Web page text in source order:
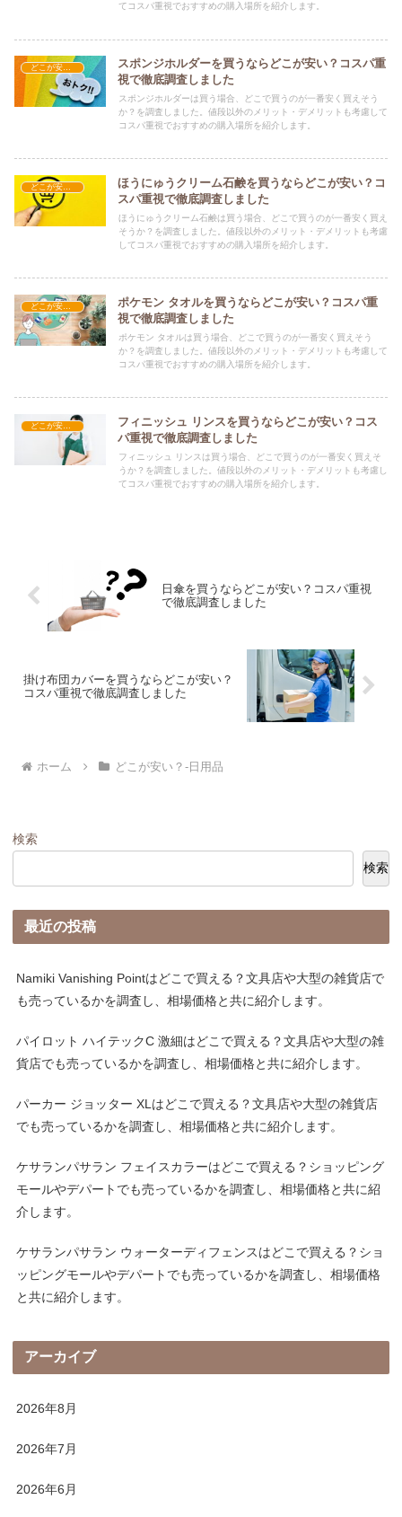
てコスパ重視でおすすめの購入場所を紹介します。
どこが安い？-日用品
スポンジホルダーを買うならどこが安い？コスパ重
視で徹底調査しました
スポンジホルダーは買う場合、どこで買うのが一番安く買えそう
か？を調査しました。値段以外のメリット・デメリットも考慮して
コスパ重視でおすすめの購入場所を紹介します。
どこが安い？-日用品
ほうにゅうクリーム石鹸を買うならどこが安い？コ
スパ重視で徹底調査しました
ほうにゅうクリーム石鹸は買う場合、どこで買うのが一番安く買え
そうか？を調査しました。値段以外のメリット・デメリットも考慮
してコスパ重視でおすすめの購入場所を紹介します。
どこが安い？-日用品
ポケモン タオルを買うならどこが安い？コスパ重
視で徹底調査しました
ポケモン タオルは買う場合、どこで買うのが一番安く買えそう
か？を調査しました。値段以外のメリット・デメリットも考慮して
コスパ重視でおすすめの購入場所を紹介します。
どこが安い？-日用品
フィニッシュ リンスを買うならどこが安い？コス
パ重視で徹底調査しました
フィニッシュ リンスは買う場合、どこで買うのが一番安く買えそ
うか？を調査しました。値段以外のメリット・デメリットも考慮し
てコスパ重視でおすすめの購入場所を紹介します。
日傘を買うならどこが安い？コスパ重視
で徹底調査しました
掛け布団カバーを買うならどこが安い？
コスパ重視で徹底調査しました
ホーム どこが安い？-日用品
検索
検索
最近の投稿
Namiki Vanishing Pointはどこで買える？文具店や大型の雑貨店で
も売っているかを調査し、相場価格と共に紹介します。
パイロット ハイテックC 激細はどこで買える？文具店や大型の雑
貨店でも売っているかを調査し、相場価格と共に紹介します。
パーカー ジョッター XLはどこで買える？文具店や大型の雑貨店
でも売っているかを調査し、相場価格と共に紹介します。
ケサランパサラン フェイスカラーはどこで買える？ショッピング
モールやデパートでも売っているかを調査し、相場価格と共に紹
介します。
ケサランパサラン ウォーターディフェンスはどこで買える？ショ
ッピングモールやデパートでも売っているかを調査し、相場価格
と共に紹介します。
アーカイブ
2026年8月
2026年7月
2026年6月